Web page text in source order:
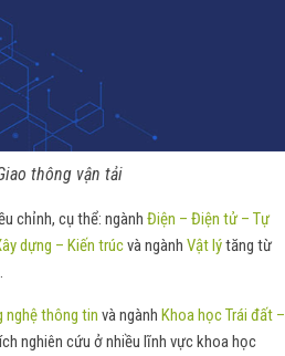
thông vận tải
chỉnh, cụ thể: ngành Điện – Điện tử – Tự
dựng – Kiến trúcvà ngành Vật lýtăng từ
nghệ thông tin và ngành Khoa học Trái đất –
nghiên cứu ở nhiều lĩnh vực khoa học